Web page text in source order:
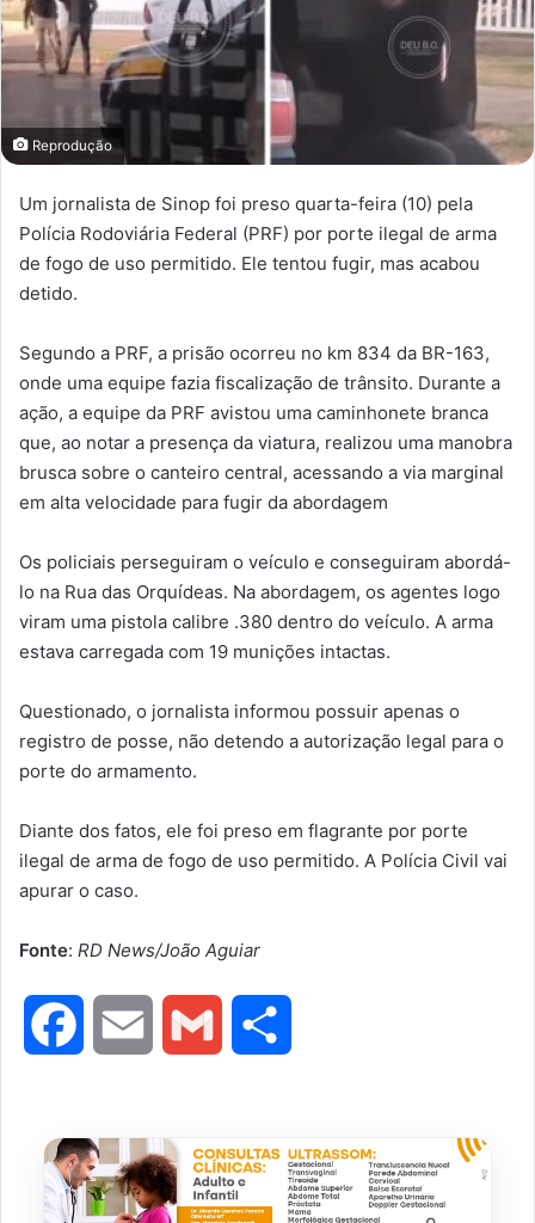
Reprodução
Um jornalista de Sinop foi preso quarta-feira (10) pela
Polícia Rodoviária Federal (PRF) por porte ilegal de arma
de fogo de uso permitido. Ele tentou fugir, mas acabou
detido.
Segundo a PRF, a prisão ocorreu no km 834 da BR-163,
onde uma equipe fazia fiscalização de trânsito. Durante a
ação, a equipe da PRF avistou uma caminhonete branca
que, ao notar a presença da viatura, realizou uma manobra
brusca sobre o canteiro central, acessando a via marginal
em alta velocidade para fugir da abordagem
Os policiais perseguiram o veículo e conseguiram abordá-
lo na Rua das Orquídeas. Na abordagem, os agentes logo
viram uma pistola calibre .380 dentro do veículo. A arma
estava carregada com 19 munições intactas.
Questionado, o jornalista informou possuir apenas o
registro de posse, não detendo a autorização legal para o
porte do armamento.
Diante dos fatos, ele foi preso em flagrante por porte
ilegal de arma de fogo de uso permitido. A Polícia Civil vai
apurar o caso.
Fonte: RD News/João Aguiar
c
e i
a
i
a
r